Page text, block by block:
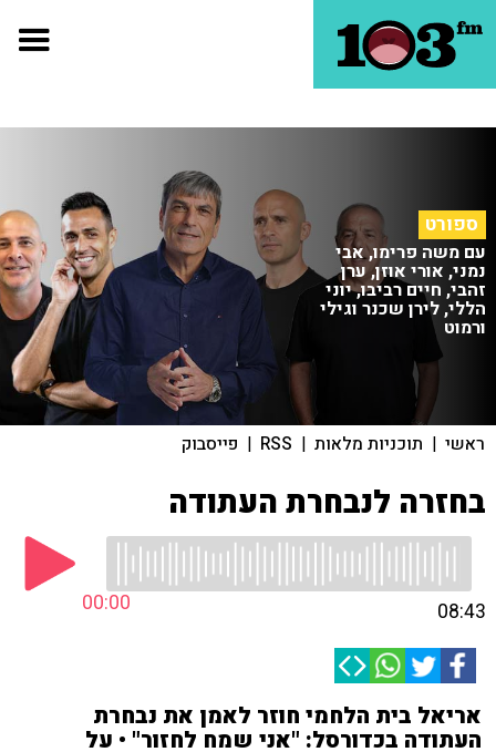
ספורט
עם משה פרימו, אבי
נמני, אורי אוזן, ערן
זהבי, חיים רביבו, יוני
הללי, לירן שכנר וגילי
ורמוט
ראשי | תוכניות מלאות |
RSS
| פייסבוק
בחזרה לנבחרת העתודה
00:00 08:43
אריאל בית הלחמי חוזר לאמן את נבחרת
העתודה בכדורסל: "אני שמח לחזור" • על